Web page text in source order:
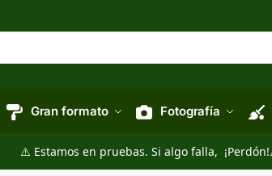
Gran formato Fotografía
⚠️ Estamos en pruebas. Si algo falla,